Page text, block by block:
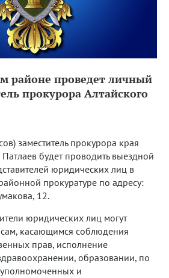
районе проведет личный
прокурора Алтайского
заместитель прокурора края
будет проводить выездной
юридических лиц в
прокуратуре по адресу:
12.
юридических лиц могут
касающимся соблюдения
прав, исполнение
образовании, по
и